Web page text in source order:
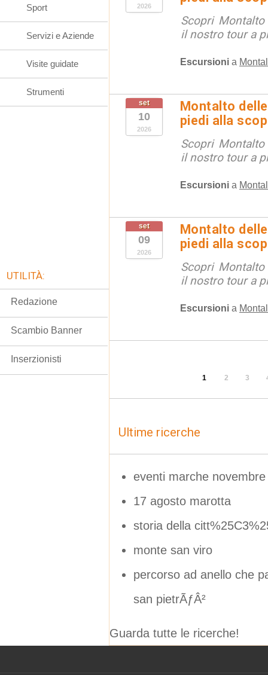
2026
Scopri
il nostro tour a
Escursioni a
set
10
2026
Montalto
piedi alla
Scopri
il nostro tour a
Escursioni a
set
09
2026
Montalto
piedi alla
Scopri
il nostro tour a
Escursioni a
1 2 3
Ultime ricerche
eventi marche
17 agosto marotta
storia della
monte san viro
percorso ad anello che
san pietrÃƒÂ²
Guarda tutte le ricerche!
Sport
Servizi e Aziende
Visite guidate
Strumenti
UTILITÀ:
Redazione
Scambio Banner
Inserzionisti